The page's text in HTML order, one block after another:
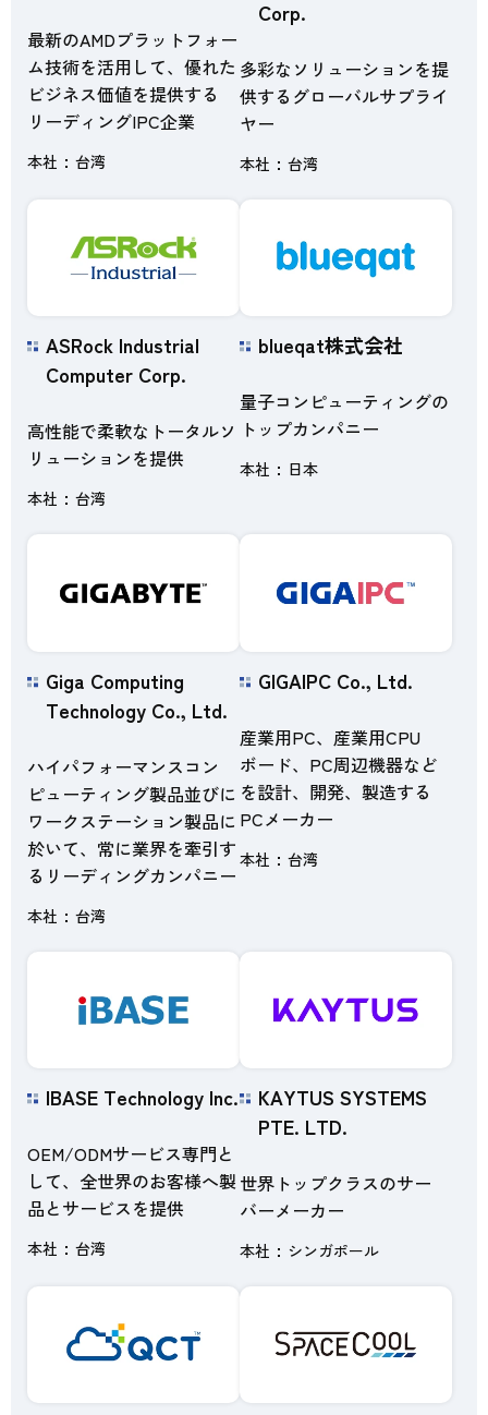
本社 台湾
最新のAMDプラットフォー
ム技術を活用して、優れた
ビジネス価値を提供する
リーディングIPC企業
Corp.
本社 台湾
多彩なソリューションを提
供するグローバルサプライ
ヤー
ASRock Industrial
Computer Corp.
本社 台湾
高性能で柔軟なトータルソ
リューションを提供
blueqat株式会社
本社 日本
量子コンピューティングの
トップカンパニー
Giga Computing
Technology Co., Ltd.
本社 台湾
ハイパフォーマンスコン
ピューティング製品並びに
ワークステーション製品に
於いて、常に業界を牽引す
るリーディングカンパニー
GIGAIPC Co., Ltd.
本社 台湾
産業用PC、産業用CPU
ボード、PC周辺機器など
を設計、開発、製造する
PCメーカー
IBASE Technology Inc.
本社 台湾
OEM/ODMサービス専門と
して、全世界のお客様へ製
品とサービスを提供
KAYTUS SYSTEMS
PTE. LTD.
本社 シンガポール
世界トップクラスのサー
バーメーカー